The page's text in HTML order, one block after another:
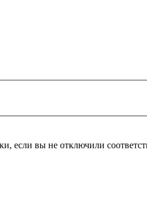
если вы не отключили